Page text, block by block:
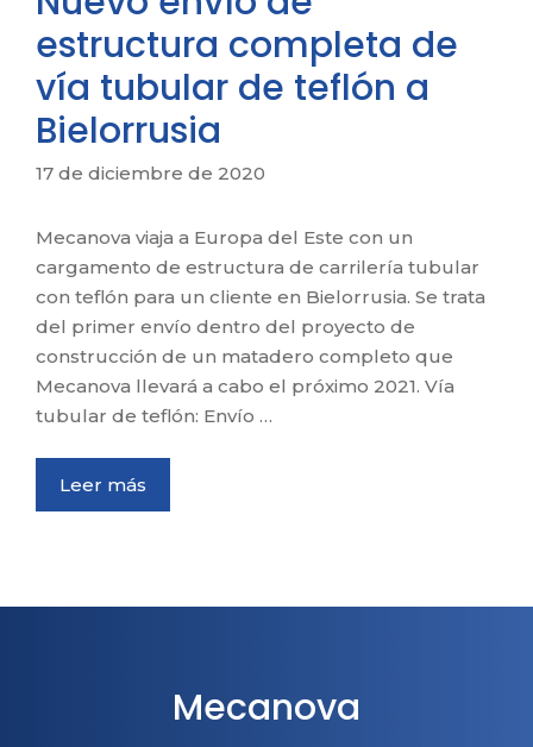
estructura completa de
vía tubular de teflón a
Bielorrusia
17 de diciembre de 2020
Mecanova viaja a Europa del Este con un
cargamento de estructura de carrilería tubular
con teflón para un cliente en Bielorrusia. Se trata
del primer envío dentro del proyecto de
construcción de un matadero completo que
Mecanova llevará a cabo el próximo 2021. Vía
tubular de teflón: Envío …
Leer más
Mecanova